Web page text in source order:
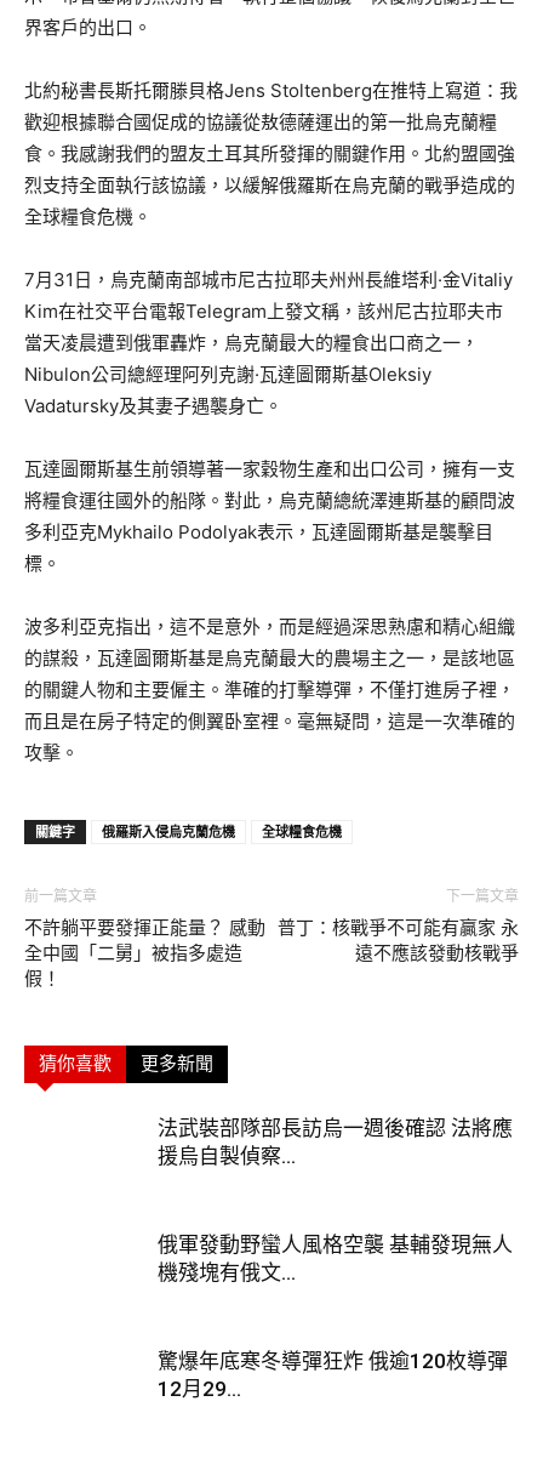
界客戶的出口。
北約秘書長斯托爾滕貝格Jens Stoltenberg在推特上寫道：我
歡迎根據聯合國促成的協議從敖德薩運出的第一批烏克蘭糧
食。我感謝我們的盟友土耳其所發揮的關鍵作用。北約盟國強
烈支持全面執行該協議，以緩解俄羅斯在烏克蘭的戰爭造成的
全球糧食危機。
7月31日，烏克蘭南部城市尼古拉耶夫州州長維塔利·金Vitaliy
Kim在社交平台電報Telegram上發文稱，該州尼古拉耶夫市
當天凌晨遭到俄軍轟炸，烏克蘭最大的糧食出口商之一，
Nibulon公司總經理阿列克謝·瓦達圖爾斯基Oleksiy
Vadatursky及其妻子遇襲身亡。
瓦達圖爾斯基生前領導著一家穀物生產和出口公司，擁有一支
將糧食運往國外的船隊。對此，烏克蘭總統澤連斯基的顧問波
多利亞克Mykhailo Podolyak表示，瓦達圖爾斯基是襲擊目
標。
波多利亞克指出，這不是意外，而是經過深思熟慮和精心組織
的謀殺，瓦達圖爾斯基是烏克蘭最大的農場主之一，是該地區
的關鍵人物和主要僱主。準確的打擊導彈，不僅打進房子裡，
而且是在房子特定的側翼卧室裡。毫無疑問，這是一次準確的
攻擊。
關鍵字 俄羅斯入侵烏克蘭危機 全球糧食危機
前一篇文章
不許躺平要發揮正能量？ 感動
全中國「二舅」被指多處造
假！
下一篇文章
普丁：核戰爭不可能有贏家 永
遠不應該發動核戰爭
猜你喜歡 更多新聞
法武裝部隊部長訪烏一週後確認 法將應
援烏自製偵察...
俄軍發動野蠻人風格空襲 基輔發現無人
機殘塊有俄文...
驚爆年底寒冬導彈狂炸 俄逾120枚導彈
12月29...